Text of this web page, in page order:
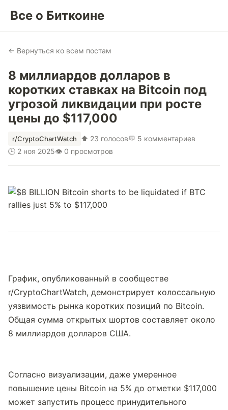
Все о Биткоине
← Вернуться ко всем постам
8 миллиардов долларов в
коротких ставках на Bitcoin под
угрозой ликвидации при росте
цены до $117,000
r/CryptoChartWatch ⬆ 23 голосов💬 5 комментариев
🕒 2 ноя 2025👁 0 просмотров
График, опубликованный в сообществе
r/CryptoChartWatch, демонстрирует колоссальную
уязвимость рынка коротких позиций по Bitcoin.
Общая сумма открытых шортов составляет около
8 миллиардов долларов США.
Согласно визуализации, даже умеренное
повышение цены Bitcoin на 5% до отметки $117,000
может запустить процесс принудительного